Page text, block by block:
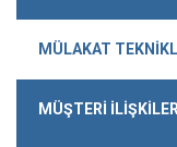
MÜLAKAT
MÜŞTERI